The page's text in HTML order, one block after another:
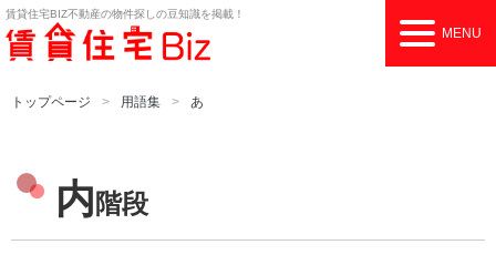
賃貸住宅BIZ不動産の物件探しの豆知識を掲載！
MENU
トップページ 用語集 あ
内階段